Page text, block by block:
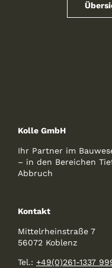
Kolle GmbH
Ihr Partner im
– in den Bereichen
Abbruch
Kontakt
Mittelrheinstraße 7
56072 Koblenz
Tel.: +49(0)261-1337